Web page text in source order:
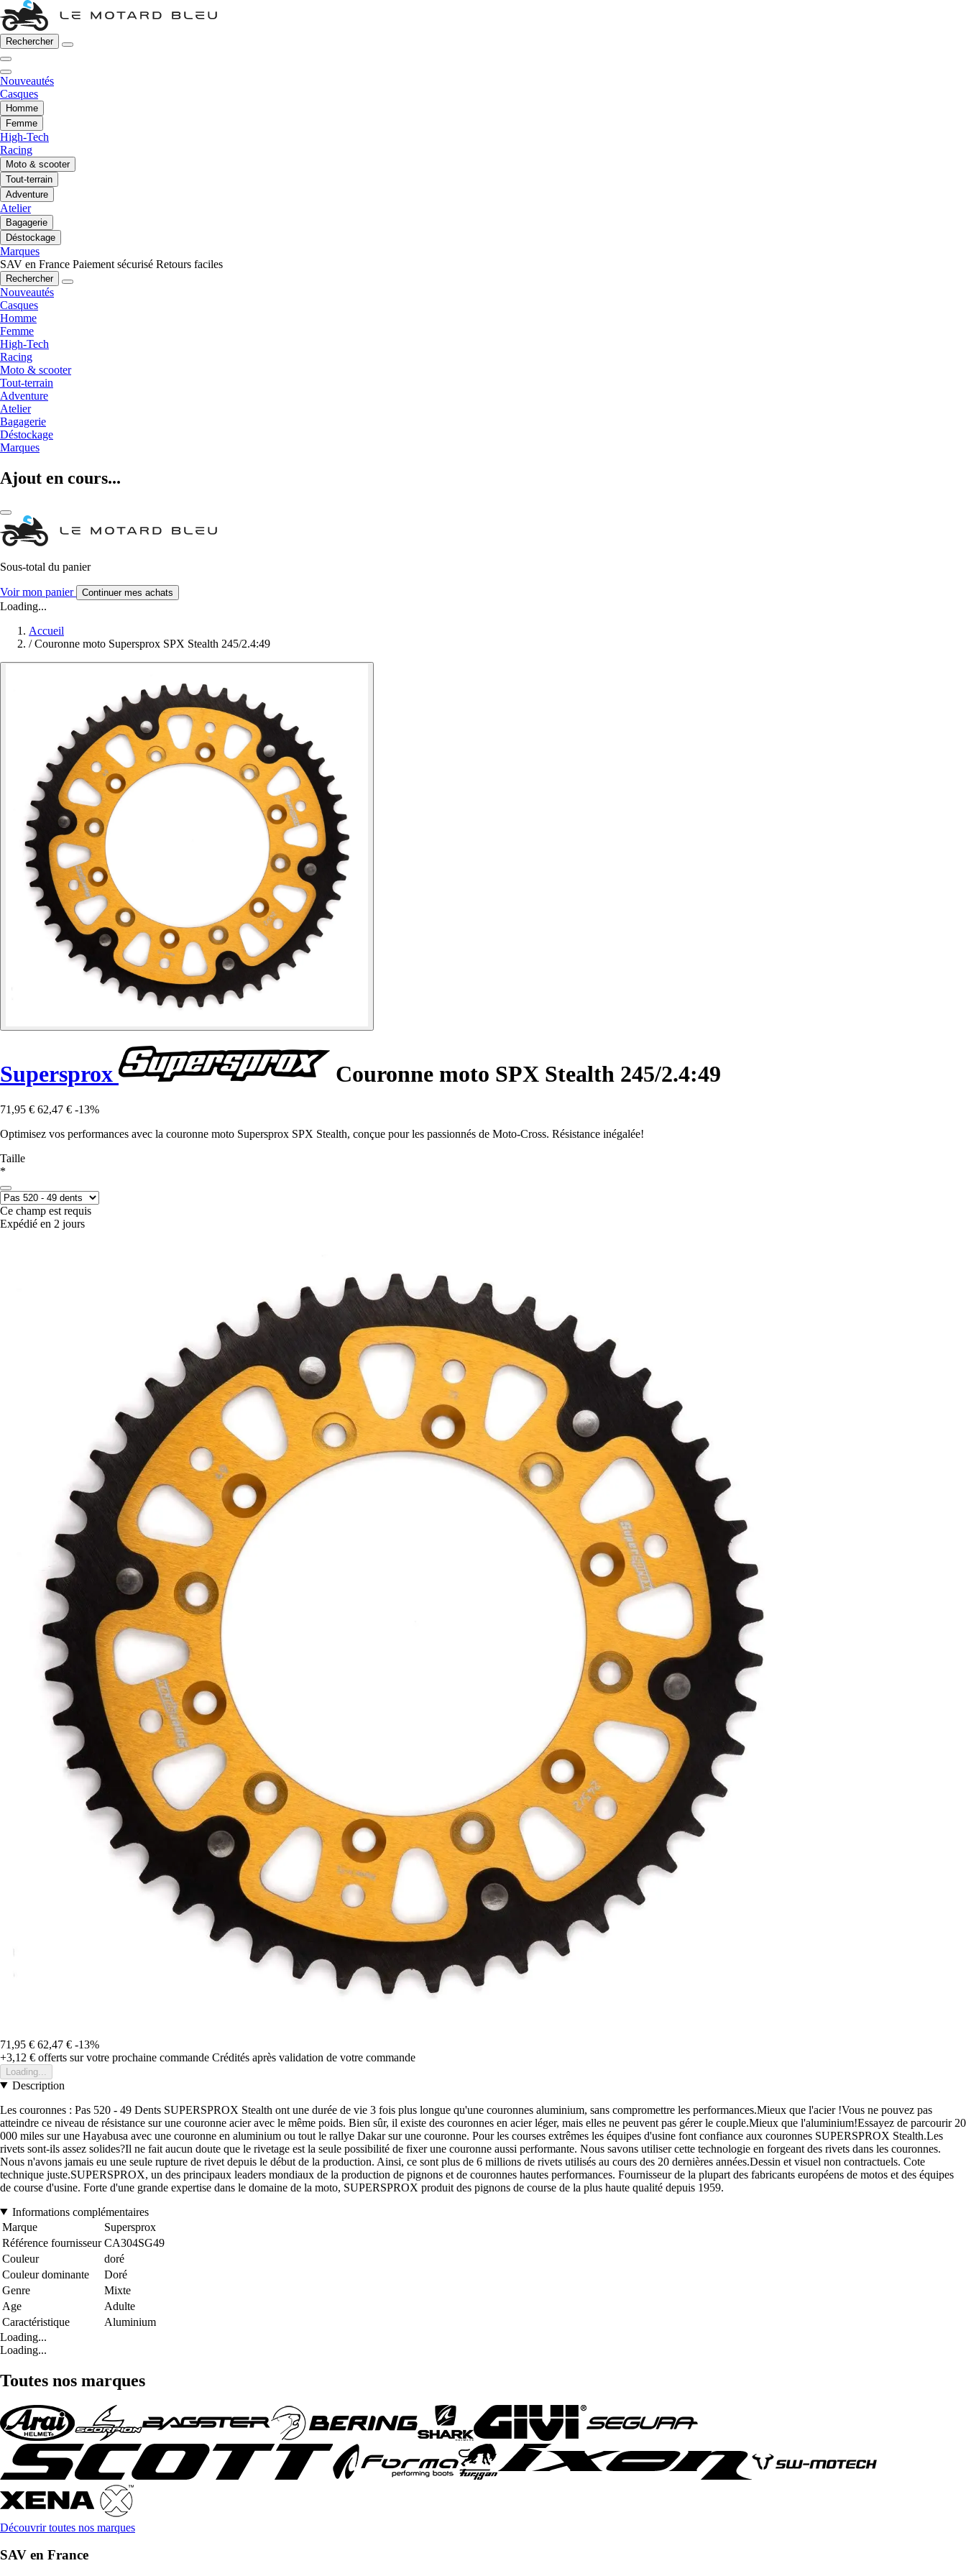
Rechercher
Nouveautés
Casques
Homme
Femme
High-Tech
Racing
Moto & scooter
Tout-terrain
Adventure
Atelier
Bagagerie
Déstockage
Marques
SAV en France Paiement sécurisé Retours faciles
Rechercher
Nouveautés
Casques
Homme
Femme
High-Tech
Racing
Moto & scooter
Tout-terrain
Adventure
Atelier
Bagagerie
Déstockage
Marques
Ajout en cours...
Sous-total du panier
Voir mon panier Continuer mes achats
Loading...
Accueil
/ Couronne moto Supersprox SPX Stealth 245/2.4:49
Supersprox Couronne moto SPX Stealth 245/2.4:49
71,95 € 62,47 € -13%
Optimisez vos performances avec la couronne moto Supersprox SPX Stealth, conçue pour les passionnés de Moto-Cross. Résistance inégalée!
Taille
*
Ce champ est requis
Expédié en 2 jours
71,95 € 62,47 € -13%
+3,12 € offerts sur votre prochaine commande Crédités après validation de votre commande
Loading...
Description
Les couronnes : Pas 520 - 49 Dents SUPERSPROX Stealth ont une durée de vie 3 fois plus longue qu'une couronnes aluminium, sans compromettre les performances.Mieux que l'acier !Vous ne pouvez pas
atteindre ce niveau de résistance sur une couronne acier avec le même poids. Bien sûr, il existe des couronnes en acier léger, mais elles ne peuvent pas gérer le couple.Mieux que l'aluminium!Essayez de parcourir 20
000 miles sur une Hayabusa avec une couronne en aluminium ou tout le rallye Dakar sur une couronne. Pour les courses extrêmes les équipes d'usine font confiance aux couronnes SUPERSPROX Stealth.Les
rivets sont-ils assez solides?Il ne fait aucun doute que le rivetage est la seule possibilité de fixer une couronne aussi performante. Nous savons utiliser cette technologie en forgeant des rivets dans les couronnes.
Nous n'avons jamais eu une seule rupture de rivet depuis le début de la production. Ainsi, ce sont plus de 6 millions de rivets utilisés au cours des 20 dernières années.Dessin et visuel non contractuels. Cote
technique juste.SUPERSPROX, un des principaux leaders mondiaux de la production de pignons et de couronnes hautes performances. Fournisseur de la plupart des fabricants européens de motos et des équipes
de course d'usine. Forte d'une grande expertise dans le domaine de la moto, SUPERSPROX produit des pignons de course de la plus haute qualité depuis 1959.
Informations complémentaires
Marque
Supersprox
Référence fournisseur CA304SG49
Couleur
doré
Couleur dominante
Doré
Genre
Mixte
Age
Adulte
Caractéristique
Aluminium
Loading...
Loading...
Toutes nos marques
Découvrir toutes nos marques
SAV en France